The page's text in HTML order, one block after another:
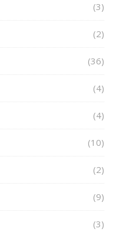
(3)
(2)
(36)
(4)
(4)
(10)
(2)
(9)
(3)